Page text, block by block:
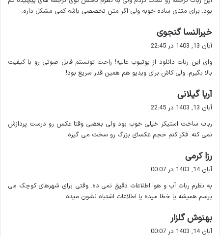
توانید مانند یک کاربر عادی چت کنید و خدماتی مانند دانلود فایل
ترجمه متن محاسبه ریاضی و حتی بازی را دریافت کنید.
چرا ربات های تلگرامی محبوب هستند؟
ربات های تلگرامی
اپلیکیشن های اضافی می توانند بسیاری از کارهای روزانه را آسان
کنند. از ویژگی های مهم آن ها می توان بهراحتی دسترسی رایگان
بودنوعدم نیاز به فضای اضافه در گوشی اشاره کرد. فقط کافی
است ربات مورد نظر را جستجو کنید و با آن شروع به تعامل کنید.
چگونه یک ربات تلگرامی را پیدا کنیم؟
برای پیدا کردن ربات ها می توانید از روش های زیر استفاده کنید :
:
بود. برای متنای ساده خوبه ولی اگر متن تخصصی باشه کمی مشکل داره.
خیرالنسا گنجوی
ف
:
آبان 13, 1403 در 22:45
وای این ربات دانلود از یوتیوب عالیه! راحت تونستم فایل صوتی رو با کیفیت
بالا بگیرم. ولی کاش برای ویدیو هم همین قدر سریع بود!
آریا گیلانی
ف
:
آبان 13, 1403 در 22:45
ربات ساخت استیکر خیلی خوب بود ولی بعضی وقتا عکس رو درست پردازش
نمی کنه. فکر کنم حجم عکسای بزرگ رو سخت می گیره.
رزا کرمی
ف
:
آبان 14, 1403 در 00:07
به نظرم ربات آب و هوا اطلاعات دقیق نمی ده. وقتی برای شهرهای کوچک می
پرسم همیشه یا خطا میده یا اطلاعات اشتباه نشون میده.
بهنوش گلزار
آبان 14, 1403 در 00:07